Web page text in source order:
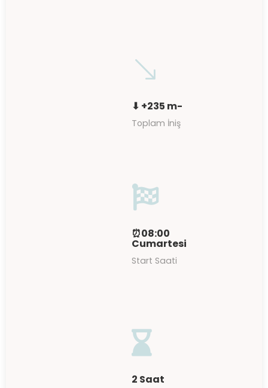
'
⬇ +235 m-
Toplam İniş

⏰08:00
Cumartesi
Start Saati

2 Saat